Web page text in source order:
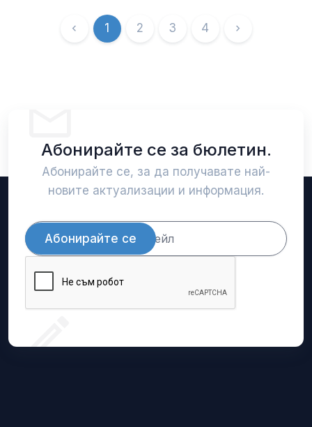
1 2 3 4
Абонирайте се за бюлетин.
Абонирайте се, за да получавате най-
новите актуализации и информация.
Абонирайте се